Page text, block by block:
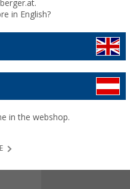
bisher7,99 €
€
Preise inkl. MwSt.,zzgl.
Bis zu 5%
in English?
in the webshop.